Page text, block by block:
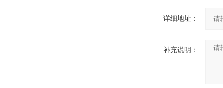
详细地址：
补充说明：